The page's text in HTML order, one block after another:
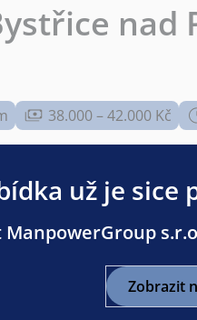
nad
38.000 – 42.000 Kč
už je sice
ManpowerGroup
Zobrazit